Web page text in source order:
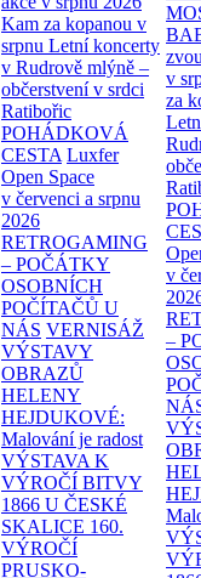
Kam za kopanou v
srpnu Letní koncerty
v Rudrově mlýně –
občerstvení v srdci
Ratibořic
POHÁDKOVÁ
CESTA Luxfer
Open Space
v červenci a srpnu
2026
RETROGAMING
– POČÁTKY
OSOBNÍCH
POČÍTAČŮ U
NÁS VERNISÁŽ
VÝSTAVY
OBRAZŮ
HELENY
HEJDUKOVÉ:
Malování je radost
VÝSTAVA K
VÝROČÍ BITVY
1866 U ČESKÉ
SKALICE 160.
VÝROČÍ
PRUSKO-
v
za
v
–